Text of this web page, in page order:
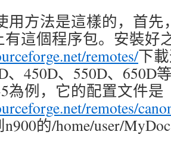
用方法是這樣的，首先
有這個程序包。安裝好
remotes/下
、450D、550D、650D
為例，它的配置文件是
remotes/
的/home/user/